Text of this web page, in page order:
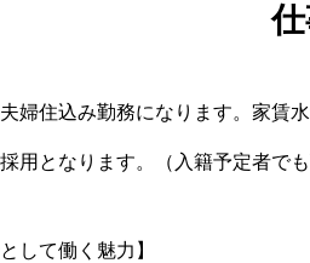
婦住込み勤務になります。家賃
用となります。（入籍予定者でも
して働く魅力】